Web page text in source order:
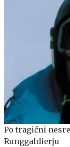
Po tragični
Runggaldierju